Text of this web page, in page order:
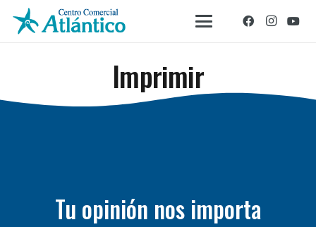
Imprimir
Tu opinión nos importa